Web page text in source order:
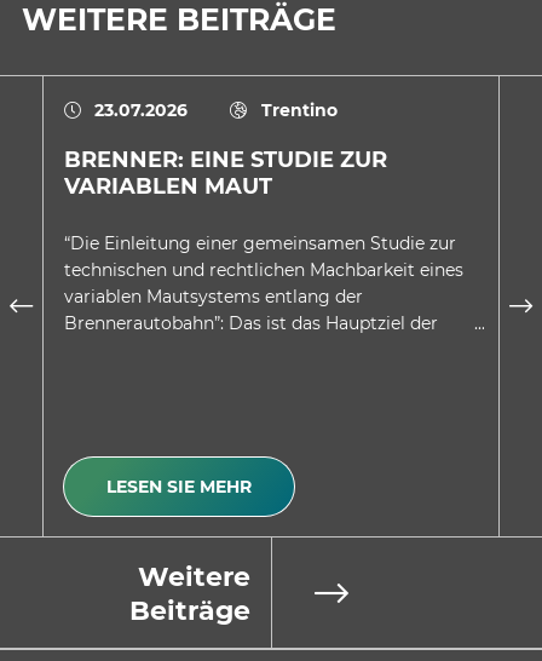
WEITERE BEITRÄGE
23.07.2026 Trentino
BRENNER: EINE STUDIE ZUR
VARIABLEN MAUT
“Die Einleitung einer gemeinsamen Studie zur
technischen und rechtlichen Machbarkeit eines
variablen Mautsystems entlang der
Brennerautobahn”: Das ist das Hauptziel der
LESEN SIE MEHR
Weitere
Beiträge